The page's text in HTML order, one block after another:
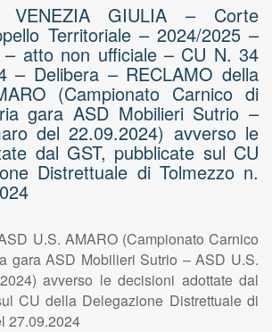
VENEZIA GIULIA – Corte
Territoriale – 2024/2025 –
– atto non ufficiale – CU N. 34
– Delibera – RECLAMO della
(Campionato Carnico di
gara ASD Mobilieri Sutrio –
del 22.09.2024) avverso le
dal GST, pubblicate sul CU
Distrettuale di Tolmezzo n.
U.S. AMARO (Campionato Carnico
gara ASD Mobilieri Sutrio – ASD U.S.
avverso le decisioni adottate dal
CU della Delegazione Distrettuale di
27.09.2024